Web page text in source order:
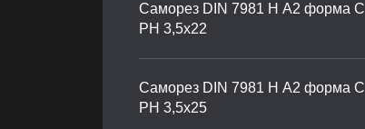
Саморез DIN 7981 H А2 форма С
PH 3,5х22
Саморез DIN 7981 H А2 форма С
PH 3,5х25